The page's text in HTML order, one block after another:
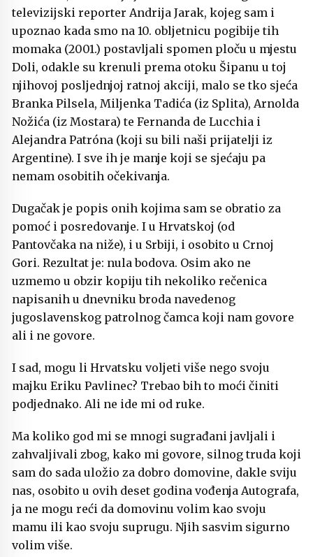
televizijski reporter Andrija Jarak, kojeg sam i
upoznao kada smo na 10. obljetnicu pogibije tih
momaka (2001.) postavljali spomen ploču u mjestu
Doli, odakle su krenuli prema otoku Šipanu u toj
njihovoj posljednjoj ratnoj akciji, malo se tko sjeća
Branka Pilsela, Miljenka Tadića (iz Splita), Arnolda
Nožića (iz Mostara) te Fernanda de Lucchia i
Alejandra Patróna (koji su bili naši prijatelji iz
Argentine). I sve ih je manje koji se sjećaju pa
nemam osobitih očekivanja.
Dugačak je popis onih kojima sam se obratio za
pomoć i posredovanje. I u Hrvatskoj (od
Pantovčaka na niže), i u Srbiji, i osobito u Crnoj
Gori. Rezultat je: nula bodova. Osim ako ne
uzmemo u obzir kopiju tih nekoliko rečenica
napisanih u dnevniku broda navedenog
jugoslavenskog patrolnog čamca koji nam govore
ali i ne govore.
I sad, mogu li Hrvatsku voljeti više nego svoju
majku Eriku Pavlinec? Trebao bih to moći činiti
podjednako. Ali ne ide mi od ruke.
Ma koliko god mi se mnogi sugrađani javljali i
zahvaljivali zbog, kako mi govore, silnog truda koji
sam do sada uložio za dobro domovine, dakle sviju
nas, osobito u ovih deset godina vođenja Autografa,
ja ne mogu reći da domovinu volim kao svoju
mamu ili kao svoju suprugu. Njih sasvim sigurno
volim više.